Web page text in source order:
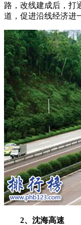
路，改线建成后，打
道，促进沿线经济进
2、沈海高速